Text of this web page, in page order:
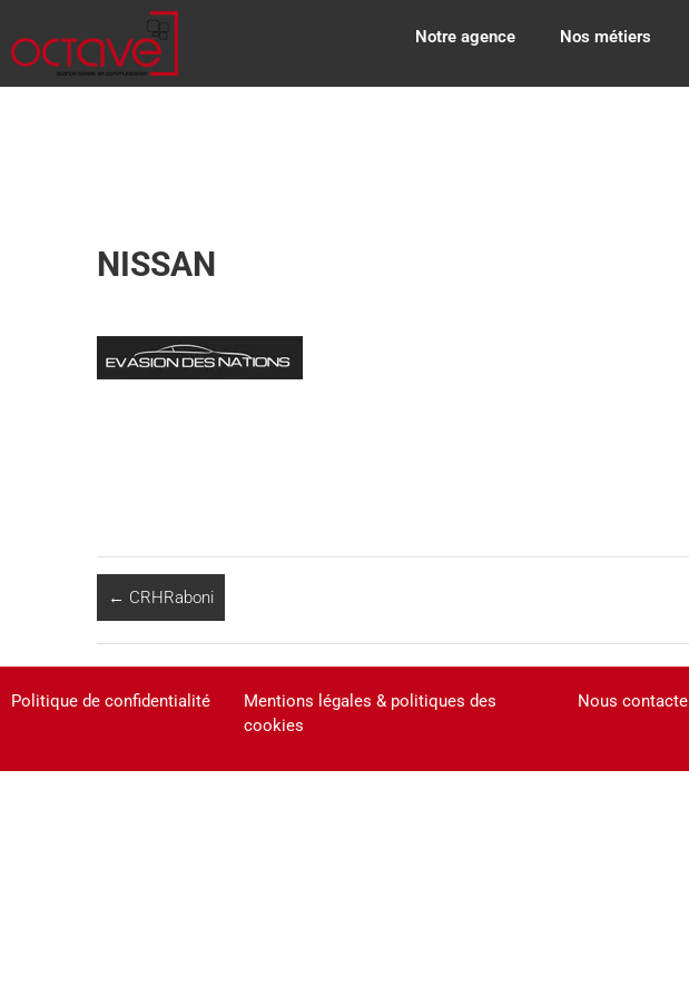
Notre agence Nos métiers
NISSAN
← CRHRaboni
Politique de confidentialité
Mentions légales & politiques des
cookies
Nous